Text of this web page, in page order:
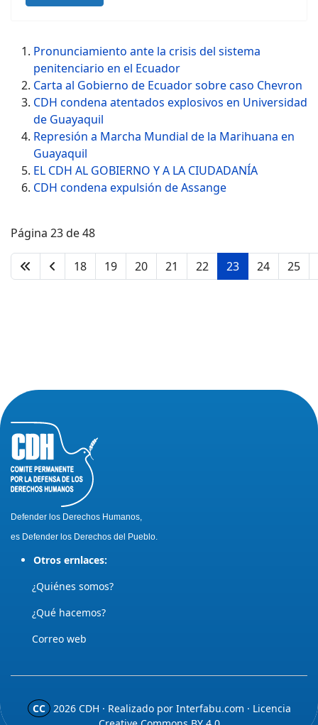
Pronunciamiento ante la crisis del sistema
penitenciario en el Ecuador
Carta al Gobierno de Ecuador sobre caso Chevron
CDH condena atentados explosivos en Universidad
de Guayaquil
Represión a Marcha Mundial de la Marihuana en
Guayaquil
EL CDH AL GOBIERNO Y A LA CIUDADANÍA
CDH condena expulsión de Assange
Página 23 de 48
18 19 20 21 22 23 24 25
Defender los Derechos Humanos,
es Defender los Derechos del Pueblo.
Otros ernlaces:
¿Quiénes somos?
¿Qué hacemos?
Correo web
CC 2026CDH · Realizado por Interfabu.com · Licencia